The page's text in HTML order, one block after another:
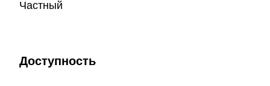
Частный
Доступность